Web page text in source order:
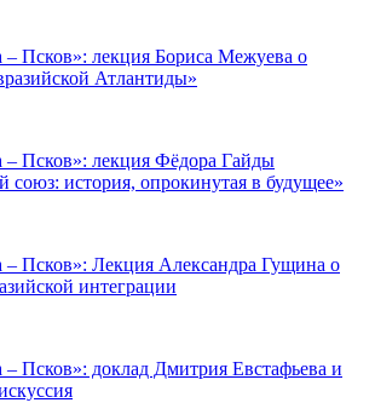
– Псков»: лекция Бориса Межуева о
Атлантиды»
– Псков»: лекция Фёдора Гайды
союз: история, опрокинутая в будущее»
– Псков»: Лекция Александра Гущина о
интеграции
– Псков»: доклад Дмитрия Евстафьева и